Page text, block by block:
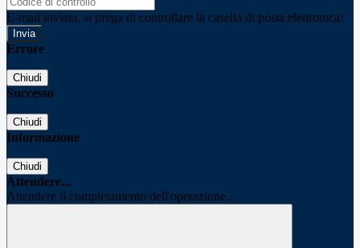
E-mail inviata, si prega di controllare la casella di posta elettronica!
Errore
Chiudi
Successo
Chiudi
Informazione
Chiudi
Attendere...
Attendere il completamento dell'operazione...